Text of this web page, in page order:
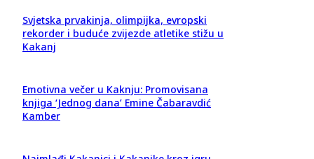
Svjetska prvakinja, olimpijka, evropski
rekorder i buduće zvijezde atletike stižu u
Kakanj
Emotivna večer u Kaknju: Promovisana
knjiga ‘Jednog dana’ Emine Čabaravdić
Kamber